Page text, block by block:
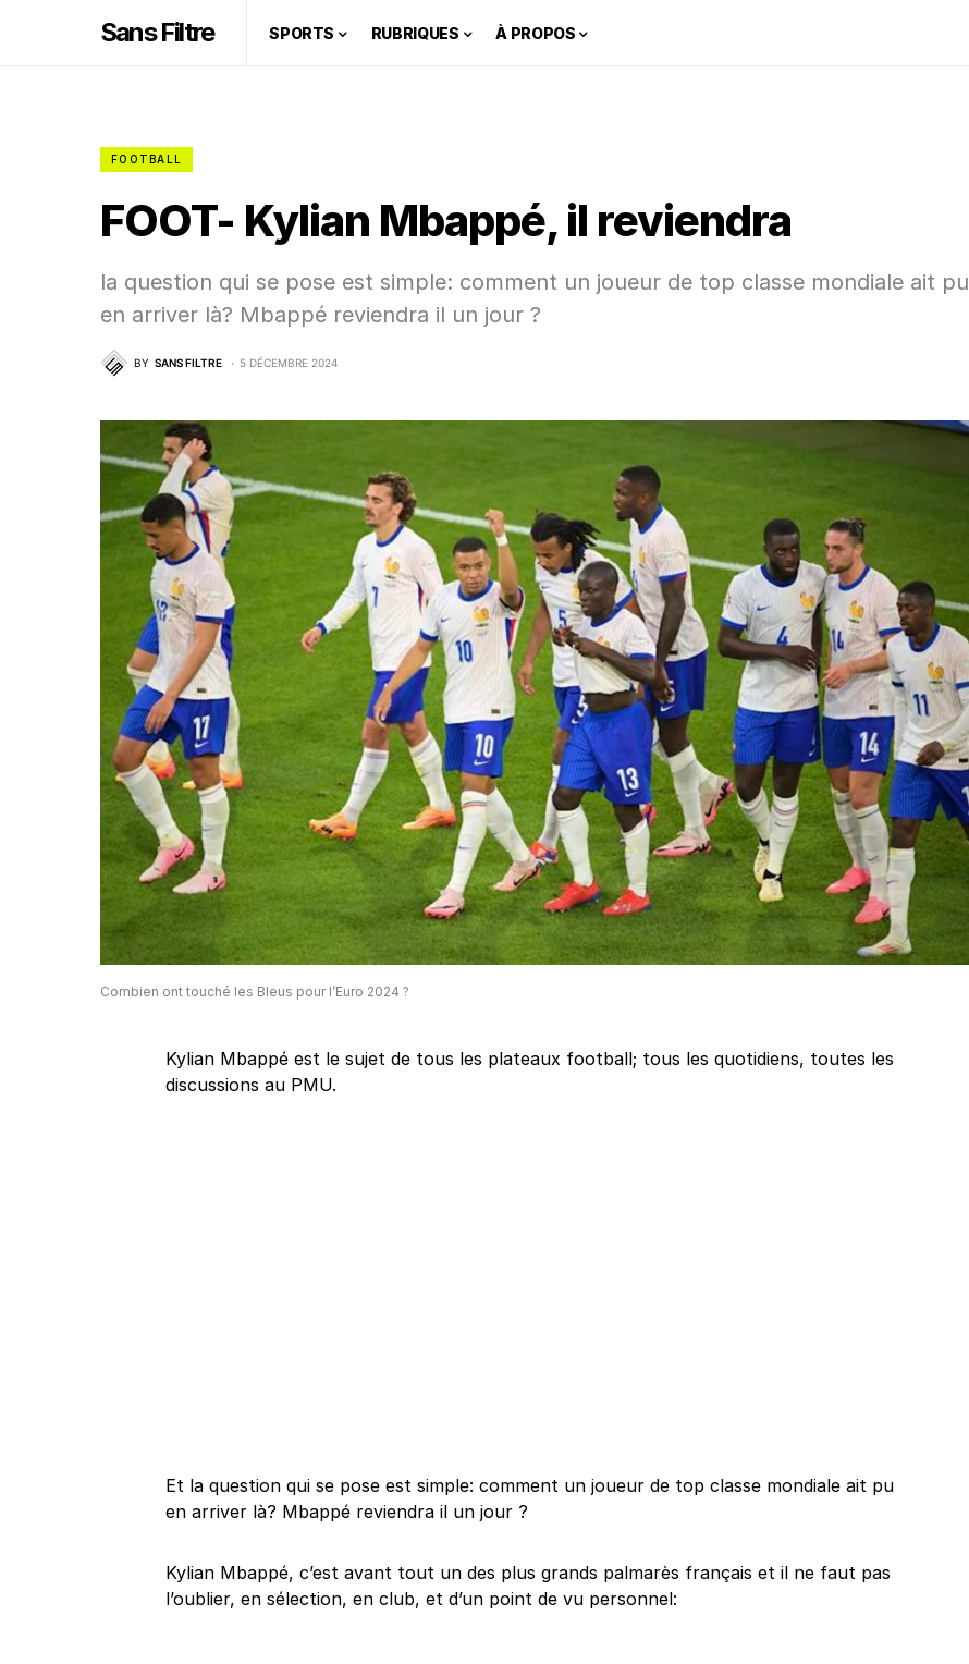
Sans Filtre SPORTS RUBRIQUES À PROPOS
FOOTBALL
FOOT- Kylian Mbappé, il reviendra
la question qui se pose est simple: comment un joueur de top classe mondiale ait pu
en arriver là? Mbappé reviendra il un jour ?
BY SANS FILTRE 5 DÉCEMBRE 2024
Combien ont touché les Bleus pour l’Euro 2024 ?
Kylian Mbappé est le sujet de tous les plateaux football; tous les quotidiens, toutes les
discussions au PMU.
Et la question qui se pose est simple: comment un joueur de top classe mondiale ait pu
en arriver là? Mbappé reviendra il un jour ?
Kylian Mbappé, c’est avant tout un des plus grands palmarès français et il ne faut pas
l’oublier, en sélection, en club, et d’un point de vu personnel: